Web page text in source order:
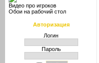
Видео про игроков
Обои на рабочий стол
Авторизация
Логин
Пароль